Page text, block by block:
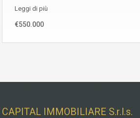
Leggi di più
€550.000
CAPITAL IMMOBILIARE S.r.l.s.